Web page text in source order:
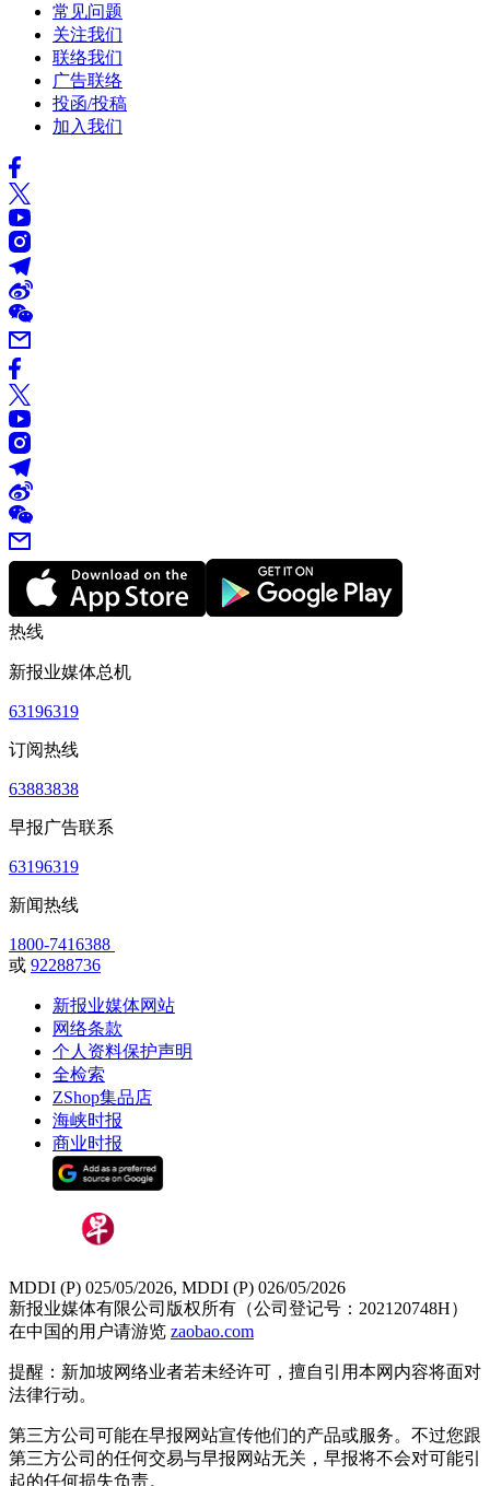
常见问题
关注我们
联络我们
广告联络
投函/投稿
加入我们
热线
新报业媒体总机
63196319
订阅热线
63883838
早报广告联系
63196319
新闻热线
1800-7416388
或 92288736
新报业媒体网站
网络条款
个人资料保护声明
全检索
ZShop集品店
海峡时报
商业时报
MDDI (P) 025/05/2026, MDDI (P) 026/05/2026
新报业媒体有限公司版权所有（公司登记号：202120748H）
在中国的用户请游览 zaobao.com
提醒：新加坡网络业者若未经许可，擅自引用本网内容将面对
法律行动。
第三方公司可能在早报网站宣传他们的产品或服务。不过您跟
第三方公司的任何交易与早报网站无关，早报将不会对可能引
起的任何损失负责。